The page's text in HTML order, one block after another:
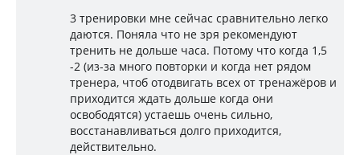
3 тренировки мне сейчас сравнительно легко
даются. Поняла что не зря рекомендуют
тренить не дольше часа. Потому что когда 1,5
-2 (из-за много повторки и когда нет рядом
тренера, чтоб отодвигать всех от тренажёров и
приходится ждать дольше когда они
освободятся) устаешь очень сильно,
восстанавливаться долго приходится,
действительно.